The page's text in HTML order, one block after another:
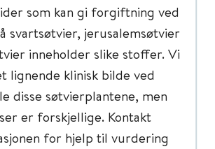
som kan gi forgiftning ved
svartsøtvier, jerusalemsøtvier
inneholder slike stoffer. Vi
lignende klinisk bilde ved
disse søtvierplantene, men
er forskjellige. Kontakt
for hjelp til vurdering